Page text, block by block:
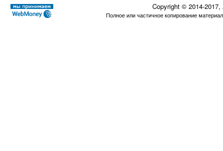
Copyright © 2014-
Полное или частичное копирование